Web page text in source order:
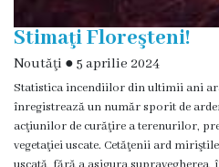
Rapoartele
primarului
Proiecte
investiționale
Stimaţi Floreşteni!
Noutăţi ● 5 aprilie 2024
Statistica incendiilor din ultimii ani
înregistrează un număr sporit de
acţiunilor de curăţire a terenurilor,
vegetaţiei uscate. Cetăţenii ard